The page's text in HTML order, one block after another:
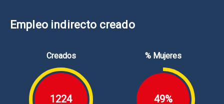
Empleo indirecto creado
Creados
1224
% Mujeres
49%